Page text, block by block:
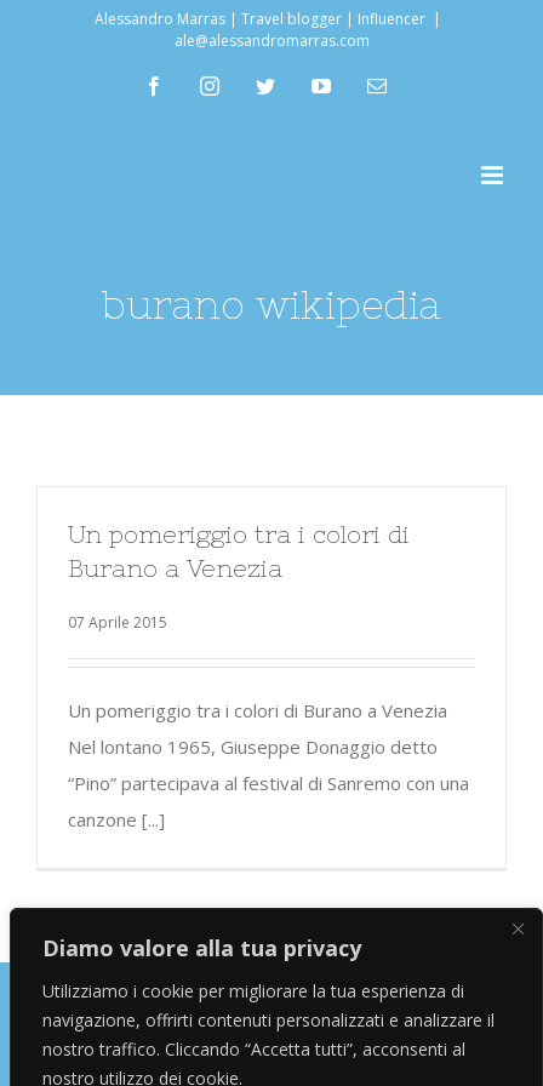
Diamo valore alla tua privacy
Utilizziamo i cookie per migliorare la tua esperienza di
navigazione, offrirti contenuti personalizzati e analizzare il
nostro traffico. Cliccando “Accetta tutti”, acconsenti al
nostro utilizzo dei cookie.
Alessandro Marras | Travel blogger | Influencer |
ale@alessandromarras.com
facebookinstagramtwitter youtubeEmail
burano wikipedia
Un pomeriggio tra i colori di
Burano a Venezia
07 Aprile 2015
Un pomeriggio tra i colori di Burano a Venezia
Nel lontano 1965, Giuseppe Donaggio detto
“Pino” partecipava al festival di Sanremo con una
canzone [...]
Copyright © 2026 Alessandro Marras | Travel Blogger | Influencer